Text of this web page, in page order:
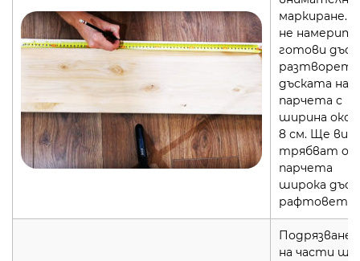
маркиране.
не намерите
готови
разтворете
дъската на
парчета с
ширина
8 см. Ще ви
трябват
парчета
широка
рафтовете
на части ще